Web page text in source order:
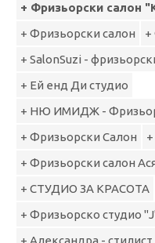
+ Фризьорски салон
+ Фризьорски салон
+
+ SalonSuzi -
+ Ей енд Ди студио
+ НЮ ИМИДЖ -
+ Фризьорски Салон
+ Фризьорски салон
+ СТУДИО ЗА КРАСОТА
+ Фризьорско студио
+ Александра -